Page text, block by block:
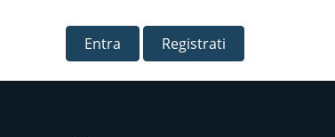
Entra Registrati